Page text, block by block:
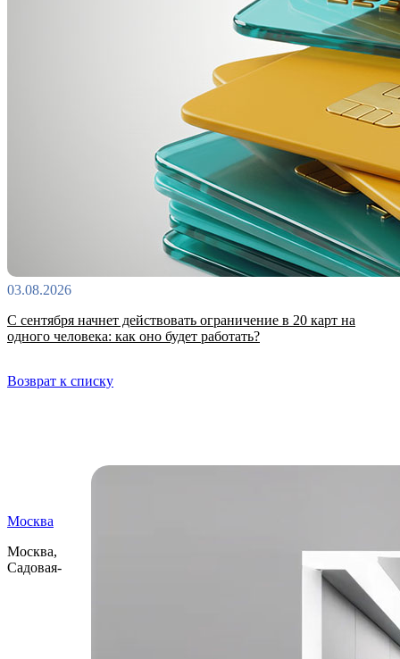
03.08.2026
С сентября начнет действовать ограничение в 20 карт на
одного человека: как оно будет работать?
Возврат к списку
Москва
Москва,
Садовая-